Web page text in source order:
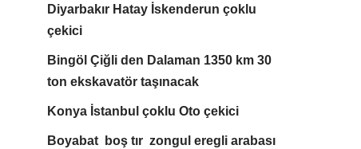
Diyarbakır Hatay İskenderun çoklu
çekici
Bingöl Çiğli den Dalaman 1350 km 30
ton ekskavatör taşınacak
Konya İstanbul çoklu Oto çekici
Boyabat boş tır zongul eregli arabası